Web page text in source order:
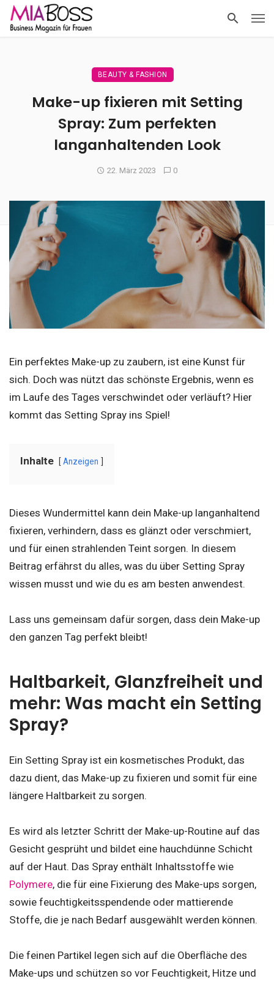
BEAUTY & FASHION
Make-up fixieren mit Setting
Spray: Zum perfekten
langanhaltenden Look
22. März 2023 0
Ein perfektes Make-up zu zaubern, ist eine Kunst für
sich. Doch was nützt das schönste Ergebnis, wenn es
im Laufe des Tages verschwindet oder verläuft? Hier
kommt das Setting Spray ins Spiel!
Inhalte Anzeigen
Dieses Wundermittel kann dein Make-up langanhaltend
fixieren, verhindern, dass es glänzt oder verschmiert,
und für einen strahlenden Teint sorgen. In diesem
Beitrag erfährst du alles, was du über Setting Spray
wissen musst und wie du es am besten anwendest.
Lass uns gemeinsam dafür sorgen, dass dein Make-up
den ganzen Tag perfekt bleibt!
Haltbarkeit, Glanzfreiheit und
mehr: Was macht ein Setting
Spray?
Ein Setting Spray ist ein kosmetisches Produkt, das
dazu dient, das Make-up zu fixieren und somit für eine
längere Haltbarkeit zu sorgen.
Es wird als letzter Schritt der Make-up-Routine auf das
Gesicht gesprüht und bildet eine hauchdünne Schicht
auf der Haut. Das Spray enthält Inhaltsstoffe wie
Polymere, die für eine Fixierung des Make-ups sorgen,
sowie feuchtigkeitsspendende oder mattierende
Stoffe, die je nach Bedarf ausgewählt werden können.
Die feinen Partikel legen sich auf die Oberfläche des
Make-ups und schützen so vor Feuchtigkeit, Hitze und